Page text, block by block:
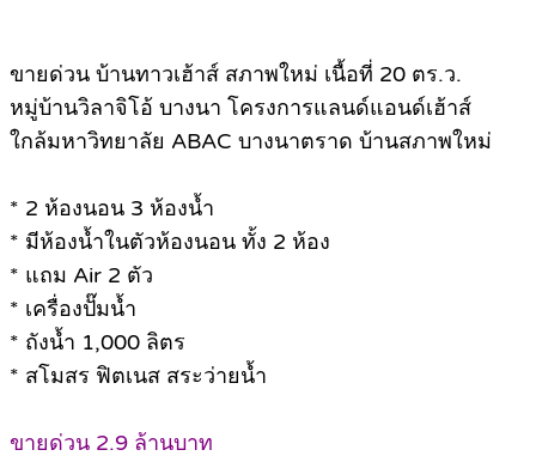
ขายด่วน บ้านทาวเฮ้าส์ สภาพใหม่ เนื้อที่ 20 ตร.ว.
หมู่บ้านวิลาจิโอ้ บางนา โครงการแลนด์แอนด์เฮ้าส์
ใกล้มหาวิทยาลัย ABAC บางนาตราด บ้านสภาพใหม่
* 2 ห้องนอน 3 ห้องน้ำ
* มีห้องน้ำในตัวห้องนอน ทั้ง 2 ห้อง
* แถม Air 2 ตัว
* เครื่องปั๊มน้ำ
* ถังน้ำ 1,000 ลิตร
* สโมสร ฟิตเนส สระว่ายน้ำ
ขายด่วน 2.9 ล้านบาท